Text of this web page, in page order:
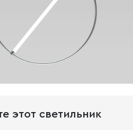
этот светильник